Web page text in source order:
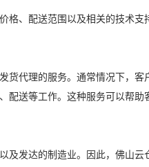
、配送范围以及相关的技术
货代理的服务。通常情况下，
配送等工作。这种服务可以帮
发达的制造业。因此，佛山